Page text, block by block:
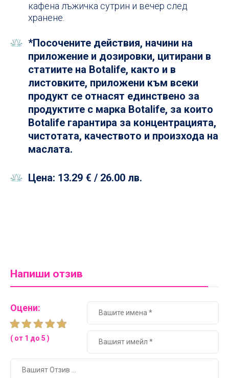
кафена лъжичка сутрин и вечер след
хранене.
*Посочените действия, начини на
приложение и дозировки, цитирани в
статиите на Botalife, както и в
листовките, приложени към всеки
продукт се отнасят единствено за
продуктите с марка Botalife, за които
Botalife гарантира за концентрацията,
чистотата, качеството и произхода на
маслата.
Цена: 13.29 € / 26.00 лв.
Напиши отзив
Оцени:
( от 1 до 5 )